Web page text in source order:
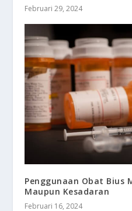
Februari 29, 2024
Penggunaan Obat Bius
Maupun Kesadaran
Februari 16, 2024